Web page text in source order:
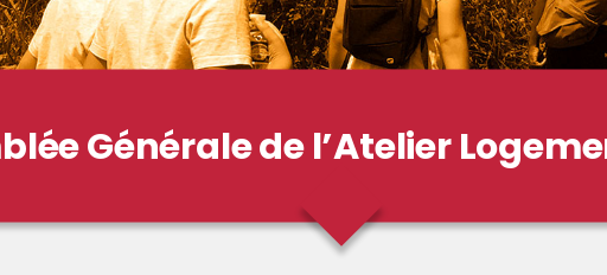
Générale de l’Atelier